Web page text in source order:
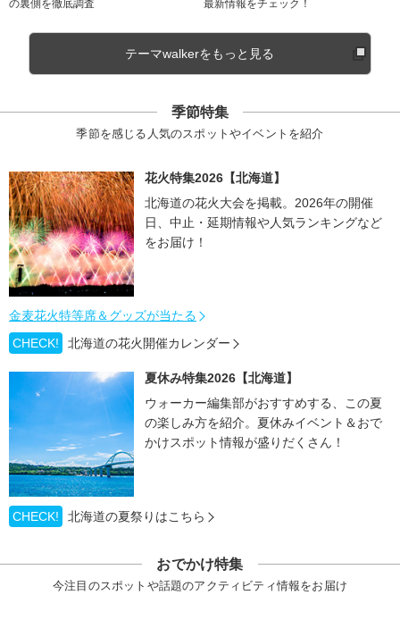
の裏側を徹底調査
最新情報をチェック！
テーマwalkerをもっと見る
季節特集
季節を感じる人気のスポットやイベントを紹介
花火特集2026【北海道】
北海道の花火大会を掲載。2026年の開催
日、中止・延期情報や人気ランキングなど
をお届け！
金麦花火特等席＆グッズが当たる
CHECK!
北海道の花火開催カレンダー
夏休み特集2026【北海道】
ウォーカー編集部がおすすめする、この夏
の楽しみ方を紹介。夏休みイベント＆おで
かけスポット情報が盛りだくさん！
CHECK! 北海道の夏祭りはこちら
おでかけ特集
今注目のスポットや話題のアクティビティ情報をお届け